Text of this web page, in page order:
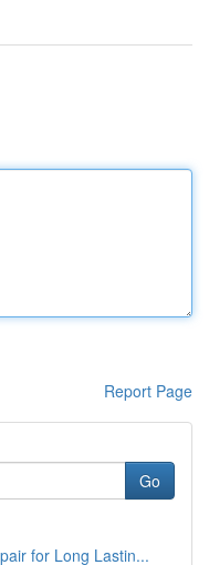
Report Page
Go
for Long Lastin...